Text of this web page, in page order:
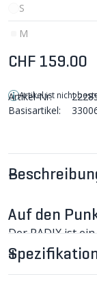
Auf den
Der RADIX ist
Touren, wo auf
das Gelände
S
M
CHF 159.00
Artikel ist nicht
Artikel-Nr:
Basisartikel: